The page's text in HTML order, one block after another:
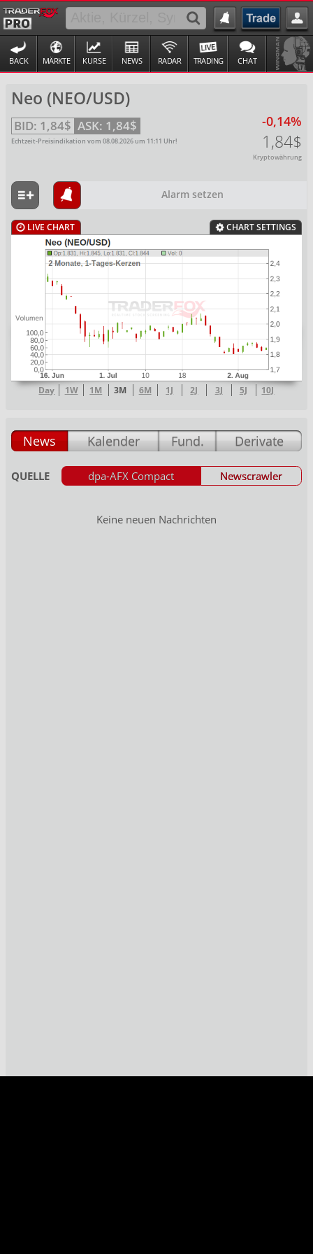
BACK MÄRKTE KURSE NEWS RADAR TRADING CHAT
Neo (NEO/USD)
BID: 1,84$ ASK: 1,84$
Echtzeit-Preisindikation vom 08.08.2026um 11:11 Uhr!
-0,14%
1,84$
Kryptowährung
Alarm setzen
LIVE CHART CHART SETTINGS
Day 1W 1M 3M 6M 1J 2J 3J 5J 10J
News Kalender Fund. Derivate
QUELLE dpa-AFX Compact Newscrawler
Keine neuen Nachrichten